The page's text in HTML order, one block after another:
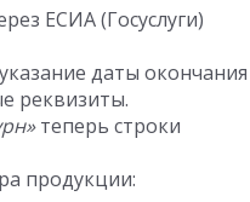
ЕСИА (Госуслуги)
даты окончания
реквизиты.
теперь строки
продукции: